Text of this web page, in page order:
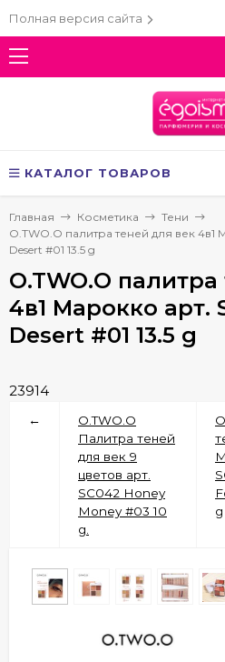
Полная версия сайта
КАТАЛОГ ТОВАРОВ
Главная Косметика
Тени
O.TWO.O палитра теней для век 4в1
Desert #01 13.5 g
O.TWO.O
4в1 Марокко арт.
Desert #01 13.5 g
23914
←
O.TWO.O
Палитра теней
для век 9
цветов арт.
SC042 Honey
Money #03 10
g.
g